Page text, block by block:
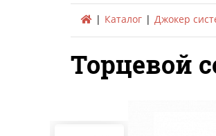
Каталог Джокер
Торцевой